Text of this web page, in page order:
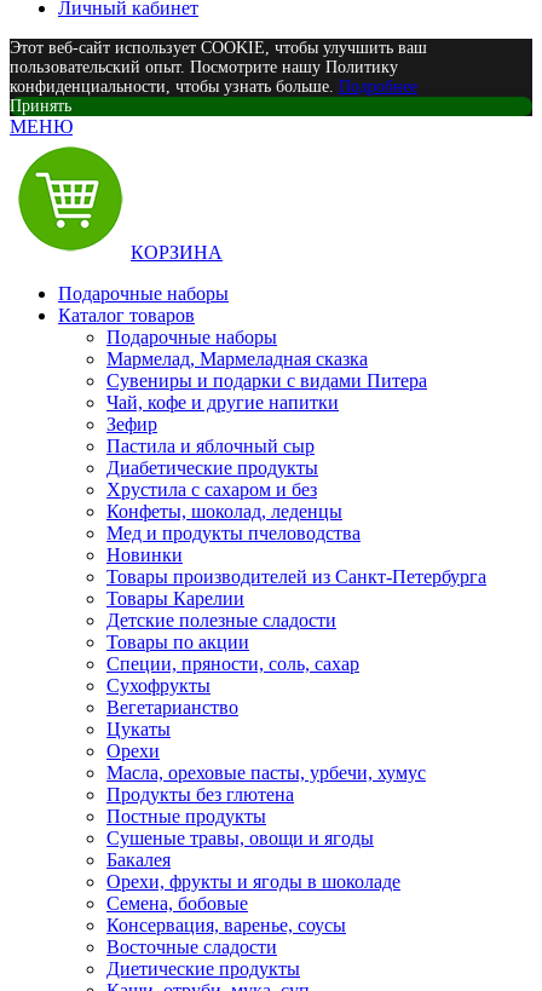
Личный кабинет
Этот веб-сайт использует COOKIE, чтобы улучшить ваш
пользовательский опыт. Посмотрите нашу Политику
конфиденциальности, чтобы узнать больше. Подробнее
Принять
МЕНЮ
КОРЗИНА
Подарочные наборы
Каталог товаров
Подарочные наборы
Мармелад, Мармеладная сказка
Сувениры и подарки с видами Питера
Чай, кофе и другие напитки
Зефир
Пастила и яблочный сыр
Диабетические продукты
Хрустила с сахаром и без
Конфеты, шоколад, леденцы
Мед и продукты пчеловодства
Новинки
Товары производителей из Санкт-Петербурга
Товары Карелии
Детские полезные сладости
Товары по акции
Специи, пряности, соль, сахар
Сухофрукты
Вегетарианство
Цукаты
Орехи
Масла, ореховые пасты, урбечи, хумус
Продукты без глютена
Постные продукты
Сушеные травы, овощи и ягоды
Бакалея
Орехи, фрукты и ягоды в шоколаде
Семена, бобовые
Консервация, варенье, соусы
Восточные сладости
Диетические продукты